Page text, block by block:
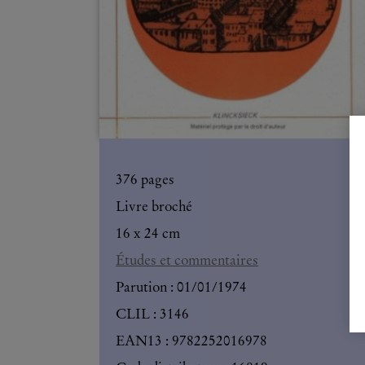
376 pages
Livre broché
16 x 24 cm
Études et commentaires
Parution : 01/01/1974
CLIL : 3146
EAN13 : 9782252016978